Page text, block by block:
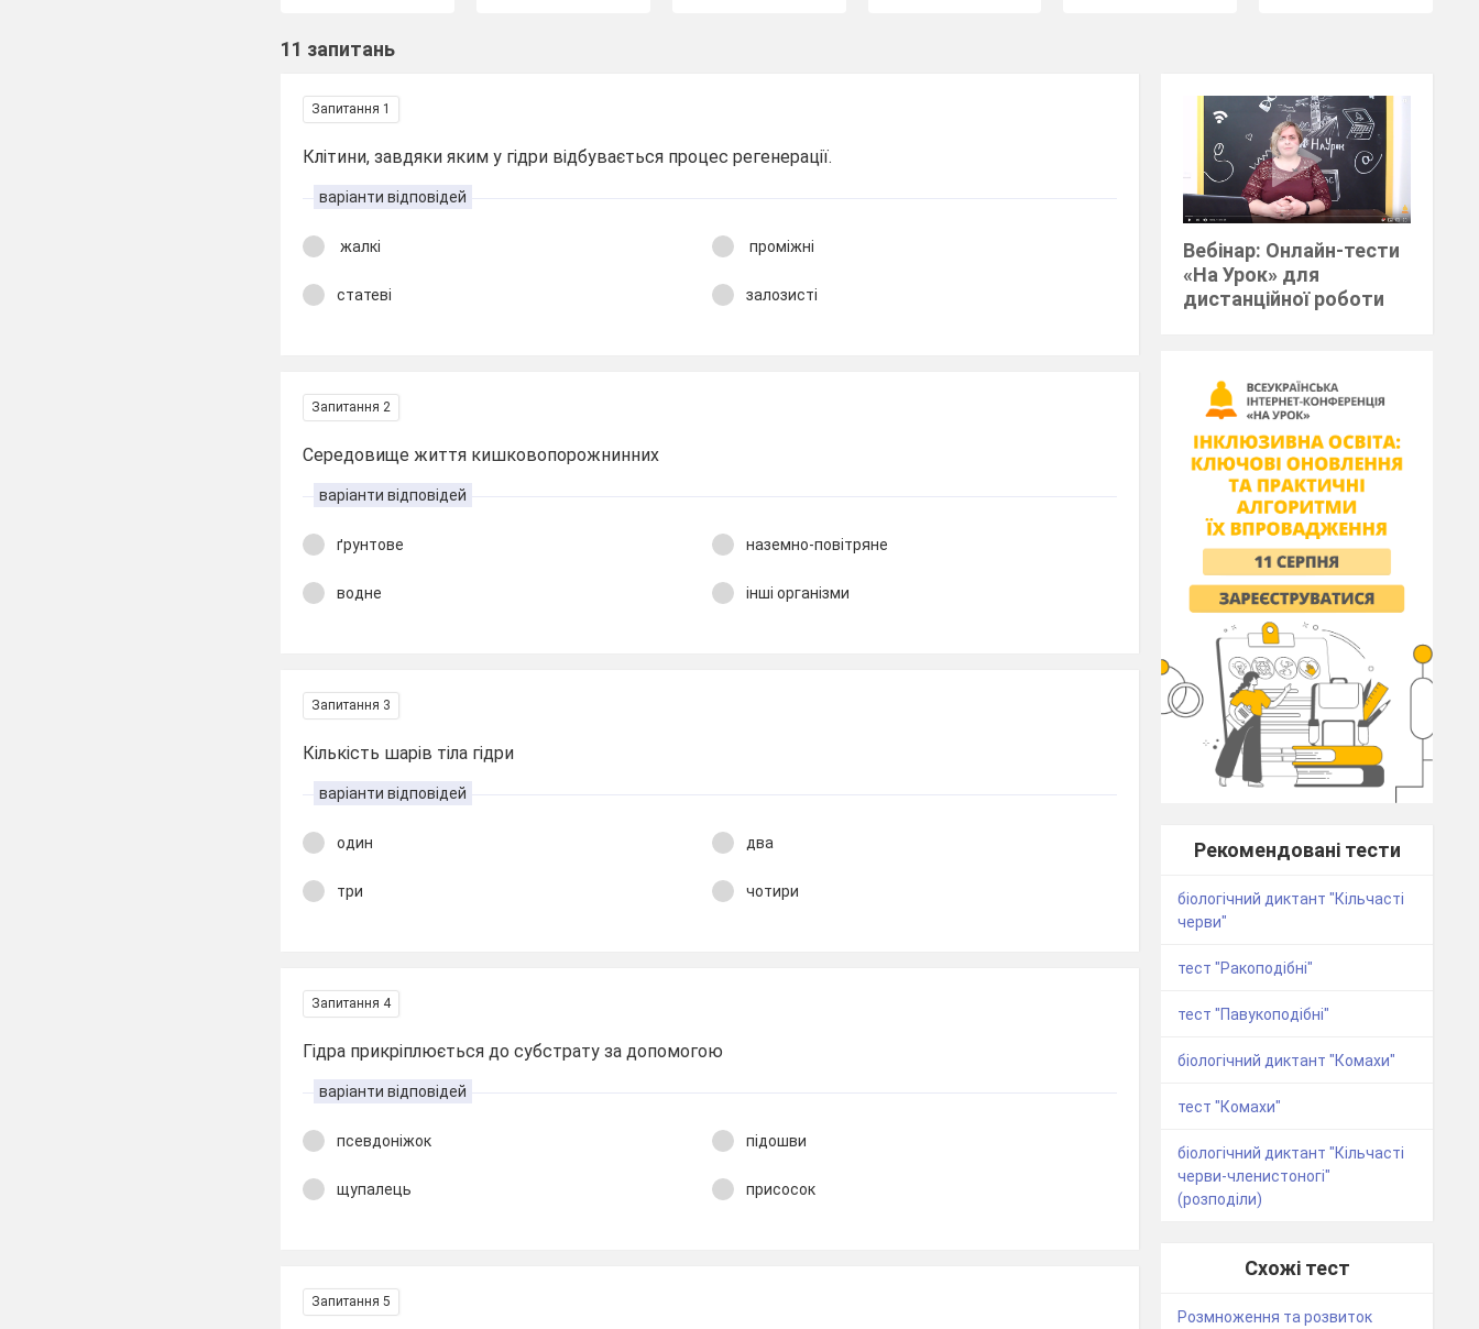
11 запитань
Запитання 1
Клітини, завдяки яким у гідри відбувається процес регенерації.
варіанти відповідей
жалкі проміжні
статеві залозисті
Запитання 2
Середовище життя кишковопорожнинних
варіанти відповідей
ґрунтове наземно-повітряне
водне інші організми
Запитання 3
Кількість шарів тіла гідри
варіанти відповідей
один два
три чотири
Запитання 4
Гідра прикріплюється до субстрату за допомогою
варіанти відповідей
псевдоніжок підошви
щупалець присосок
Запитання 5
Вебінар: Онлайн-тести
«На Урок» для
дистанційної роботи
Рекомендовані тести
біологічний диктант "Кільчасті
черви"
тест "Ракоподібні"
тест "Павукоподібні"
біологічний диктант "Комахи"
тест "Комахи"
біологічний диктант "Кільчасті
черви-членистоногі"
(розподіли)
Схожі тест
Розмноження та розвиток